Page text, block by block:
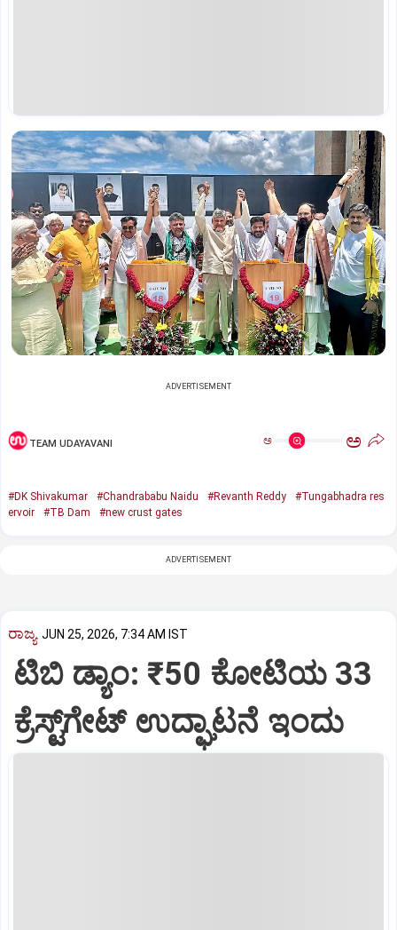
ADVERTISEMENT
TEAM UDAYAVANI ಅ ಅ
#DK Shivakumar #Chandrababu Naidu #Revanth Reddy
#Tungabhadra res
ervoir
#TB Dam #new crust gates
ADVERTISEMENT
ರಾಜ್ಯ JUN 25, 2026, 7:34 AM IST
ಟಿಬಿ ಡ್ಯಾಂ: ₹50 ಕೋಟಿಯ 33
ಕ್ರೆಸ್ಟ್‌ಗೇಟ್‌ ಉದ್ಘಾಟನೆ ಇಂದು